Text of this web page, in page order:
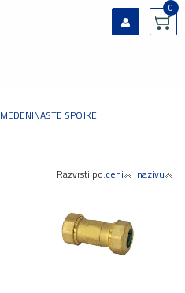
0
MEDENINASTE SPOJKE
Razvrsti po:ceni nazivu